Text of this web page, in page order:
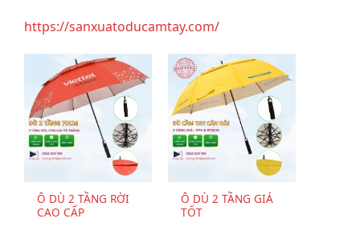
https://sanxuatoducamtay.com/
Ô DÙ 2 TẦNG RỜI
CAO CẤP
Ô DÙ 2 TẦNG GIÁ
TỐT